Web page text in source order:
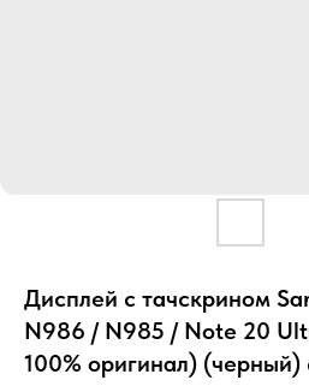
Дисплей с тачскрином
N986 / N985 / Note 20
100% оригинал) (черный)